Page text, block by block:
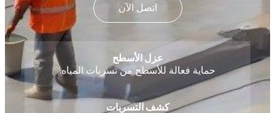
اتصل الآن
عزل الأسطح
حماية فعالة للأسطح من تسربات المياه.
كشف التسربات